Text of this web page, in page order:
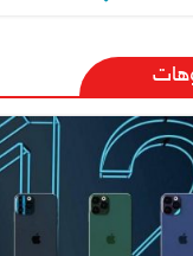
كان مثمراً
وزير الخارجية
مع نظيره
ترتيبات زيارة
لوفد أمني